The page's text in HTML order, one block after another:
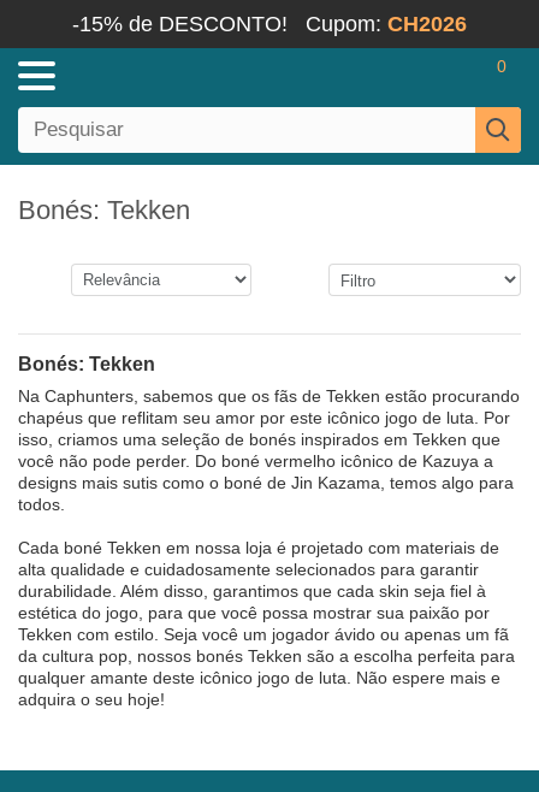
-15% de DESCONTO! Cupom: CH2026
0
Bonés: Tekken
Bonés: Tekken
Na Caphunters, sabemos que os fãs de Tekken estão procurando
chapéus que reflitam seu amor por este icônico jogo de luta. Por
isso, criamos uma seleção de bonés inspirados em Tekken que
você não pode perder. Do boné vermelho icônico de Kazuya a
designs mais sutis como o boné de Jin Kazama, temos algo para
todos.
Cada boné Tekken em nossa loja é projetado com materiais de
alta qualidade e cuidadosamente selecionados para garantir
durabilidade. Além disso, garantimos que cada skin seja fiel à
estética do jogo, para que você possa mostrar sua paixão por
Tekken com estilo. Seja você um jogador ávido ou apenas um fã
da cultura pop, nossos bonés Tekken são a escolha perfeita para
qualquer amante deste icônico jogo de luta. Não espere mais e
adquira o seu hoje!